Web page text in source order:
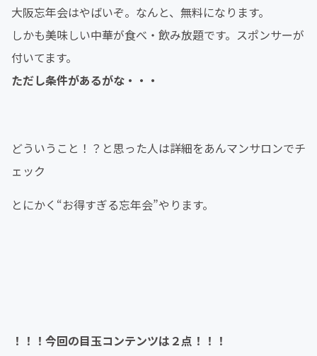
大阪忘年会はやばいぞ。なんと、無料になります。
しかも美味しい中華が食べ・飲み放題です。スポンサーが
付いてます。
ただし条件があるがな・・・
どういうこと！？と思った人は詳細をあんマンサロンでチ
ェック
とにかく“お得すぎる忘年会”やります。
！！！今回の目玉コンテンツは２点！！！